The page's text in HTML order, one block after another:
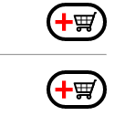
+
+